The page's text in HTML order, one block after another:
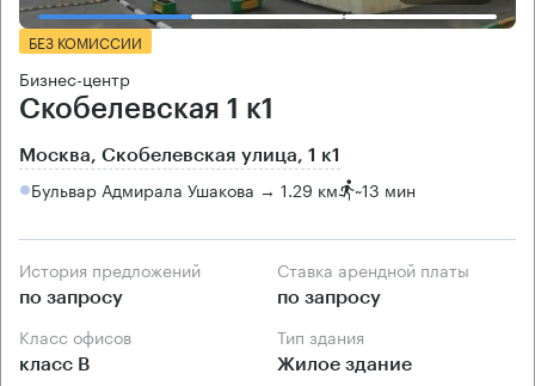
БЕЗ КОМИССИИ
Бизнес-центр
Скобелевская 1 к1
Москва, Скобелевская улица, 1 к1
Бульвар Адмирала Ушакова → 1.29 км ~13 мин
История предложений
по запросу
Ставка арендной платы
по запросу
Класс офисов
класс B
Тип здания
Жилое здание